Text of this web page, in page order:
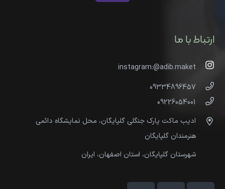
ارتباط با ما
instagram:@adib.maket
09334896457
09226054001
ادیب ماکت پارک جنگلی گلپایگان، محل نمایشگاه دائمی
هنرمندان گلپایگان
شهرستان گلپایگان، استان اصفهان، ایران